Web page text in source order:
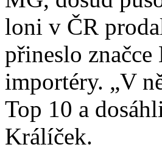
loni v ČR
přineslo
importéry. „V
Top 10 a
Králíček.